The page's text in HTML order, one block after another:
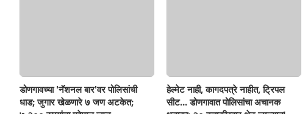
डोणगावच्या 'नॅशनल बार'वर पोलिसांची
धाड; जुगार खेळणारे ७ जण अटकेत;
हेल्मेट नाही, कागदपत्रे नाहीत, ट्रिपल
सीट... डोणगावात पोलिसांचा अचानक